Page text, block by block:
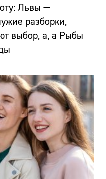
Львы —
разборки,
выбор, а, а Рыбы